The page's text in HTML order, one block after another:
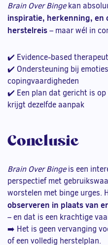
Brain Over Bingekan
inspiratie, herkenning, en
herstelreis– maar wél in
✔️ Evidence‑based
✔️ Ondersteuning bij
copingvaardigheden
✔️ Een plan dat gericht is op
krijgt dezelfde aanpak
Conclusie
Brain Over Bingeis een
perspectief met
worstelen met binge urges.
observeren in plaats van
– en dat is een krachtige
➡️ Het is geen vervanging
of een volledig herstelplan.